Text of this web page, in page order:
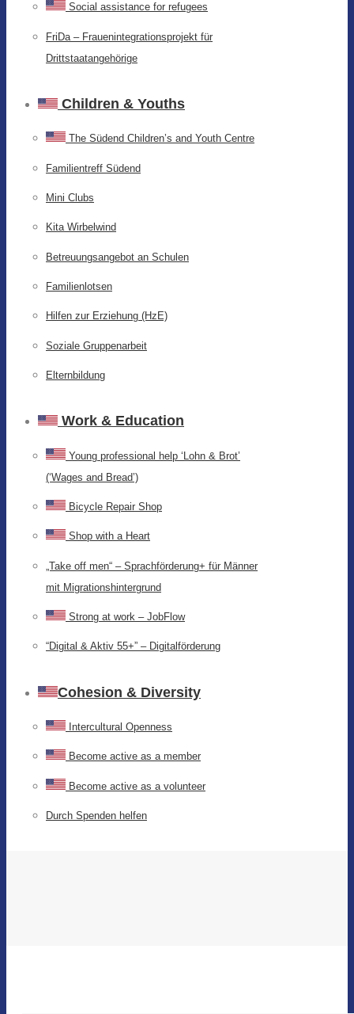
Social assistance for refugees
FriDa – Frauenintegrationsprojekt für
Drittstaatangehörige
Children & Youths
The Südend Children’s and Youth Centre
Familientreff Südend
Mini Clubs
Kita Wirbelwind
Betreuungsangebot an Schulen
Familienlotsen
Hilfen zur Erziehung (HzE)
Soziale Gruppenarbeit
Elternbildung
Work & Education
Young professional help ‘Lohn & Brot’
(‘Wages and Bread’)
Bicycle Repair Shop
Shop with a Heart
„Take off men“ – Sprachförderung+ für Männer
mit Migrationshintergrund
Strong at work – JobFlow
“Digital & Aktiv 55+” – Digitalförderung
Cohesion & Diversity
Intercultural Openness
Become active as a member
Become active as a volunteer
Durch Spenden helfen